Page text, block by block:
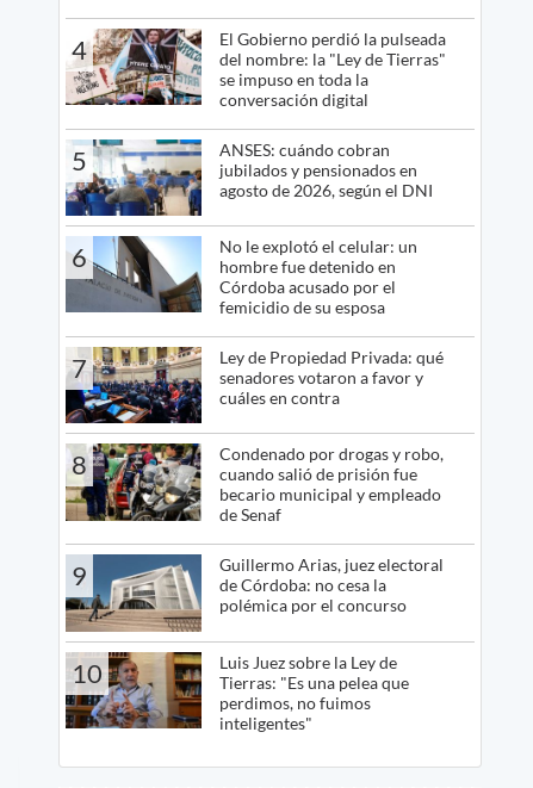
4
El Gobierno perdió la pulseada
del nombre: la "Ley de Tierras"
se impuso en toda la
conversación digital
5
ANSES: cuándo cobran
jubilados y pensionados en
agosto de 2026, según el DNI
6
No le explotó el celular: un
hombre fue detenido en
Córdoba acusado por el
femicidio de su esposa
7
Ley de Propiedad Privada: qué
senadores votaron a favor y
cuáles en contra
8
Condenado por drogas y robo,
cuando salió de prisión fue
becario municipal y empleado
de Senaf
9
Guillermo Arias, juez electoral
de Córdoba: no cesa la
polémica por el concurso
10
Luis Juez sobre la Ley de
Tierras: "Es una pelea que
perdimos, no fuimos
inteligentes"